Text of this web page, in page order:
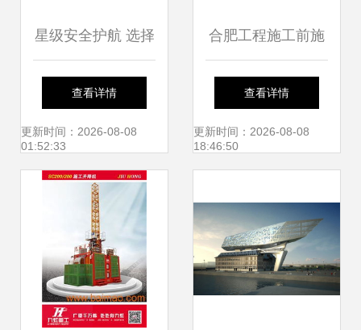
星级安全护航 选择
信誉好的防雷产品
与建筑施工服务
查看详情
更新时间：2026-08-08
01:52:33
合肥工程施工前施
工周边房屋鉴定一
体化服务 建筑施工
查看详情
更新时间：2026-08-08
18:46:50